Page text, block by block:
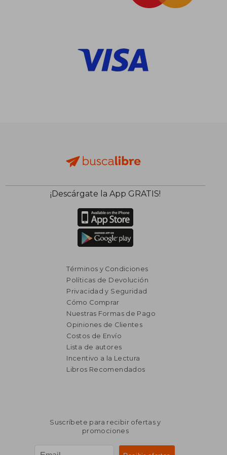
¡Descárgate la App GRATIS!
Términos y Condiciones
Políticas de Devolución
Privacidad y Seguridad
Cómo Comprar
Nuestras Formas de Pago
Opiniones de Clientes
Costos de Envío
Lista de autores
Incentivo a la Lectura
Libros Recomendados
Suscríbete para recibir ofertas y
promociones